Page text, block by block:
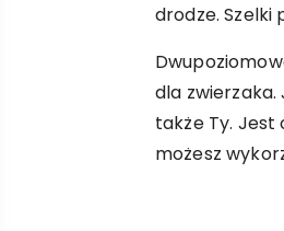
drodze. Szelki
dla
także Ty. Jest
możesz